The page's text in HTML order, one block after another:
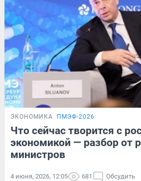
ЭКОНОМИКА ПМЭФ-2026
Что сейчас творится с
экономикой — разбор от
министров
4 июня, 2026, 12:05 681 Обсудить